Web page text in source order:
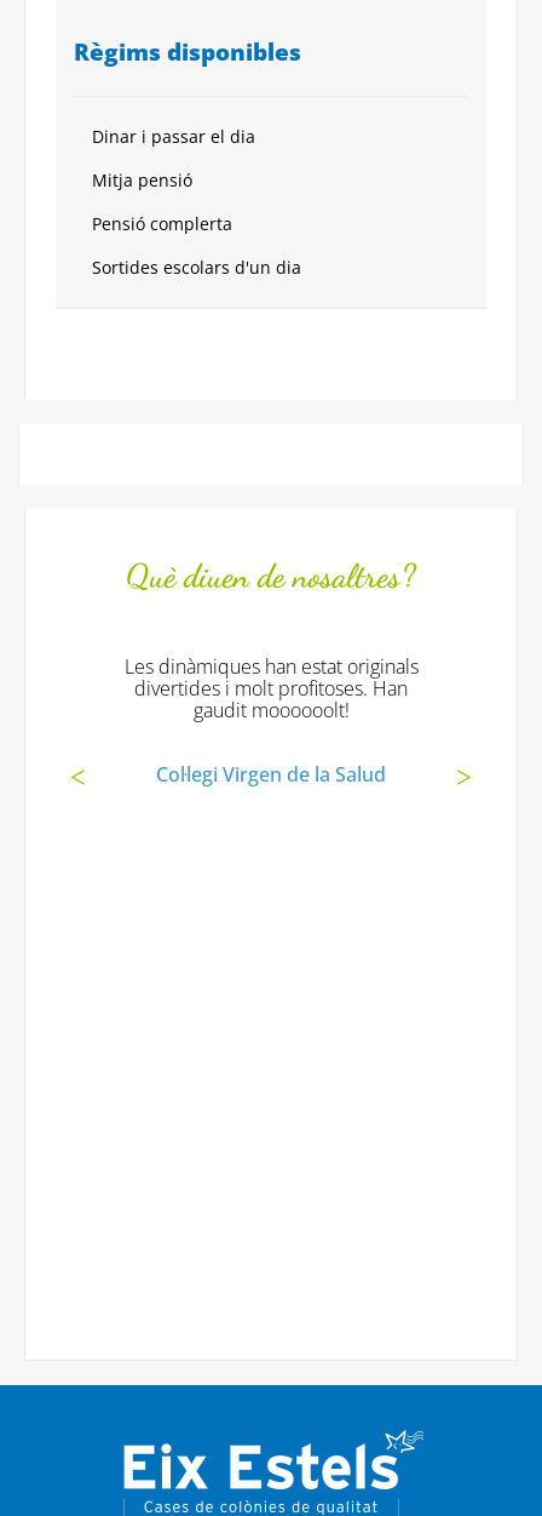
Règims disponibles
Dinar i passar el dia
Mitja pensió
Pensió complerta
Sortides escolars d'un dia
Què diuen de nosaltres?
Les dinàmiques han estat originals
divertides i molt profitoses. Han
gaudit moooooolt!
Col·legi Virgen de la Salud